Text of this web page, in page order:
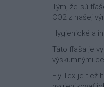
Tým, že sú
CO2 z našej
Hygienické a
Táto fľaša je
výskumnými
Fly Tex je tiež